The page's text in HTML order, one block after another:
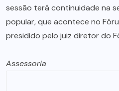
sessão terá continuidade na
popular, que acontece no
presidido pelo juiz diretor do
Assessoria